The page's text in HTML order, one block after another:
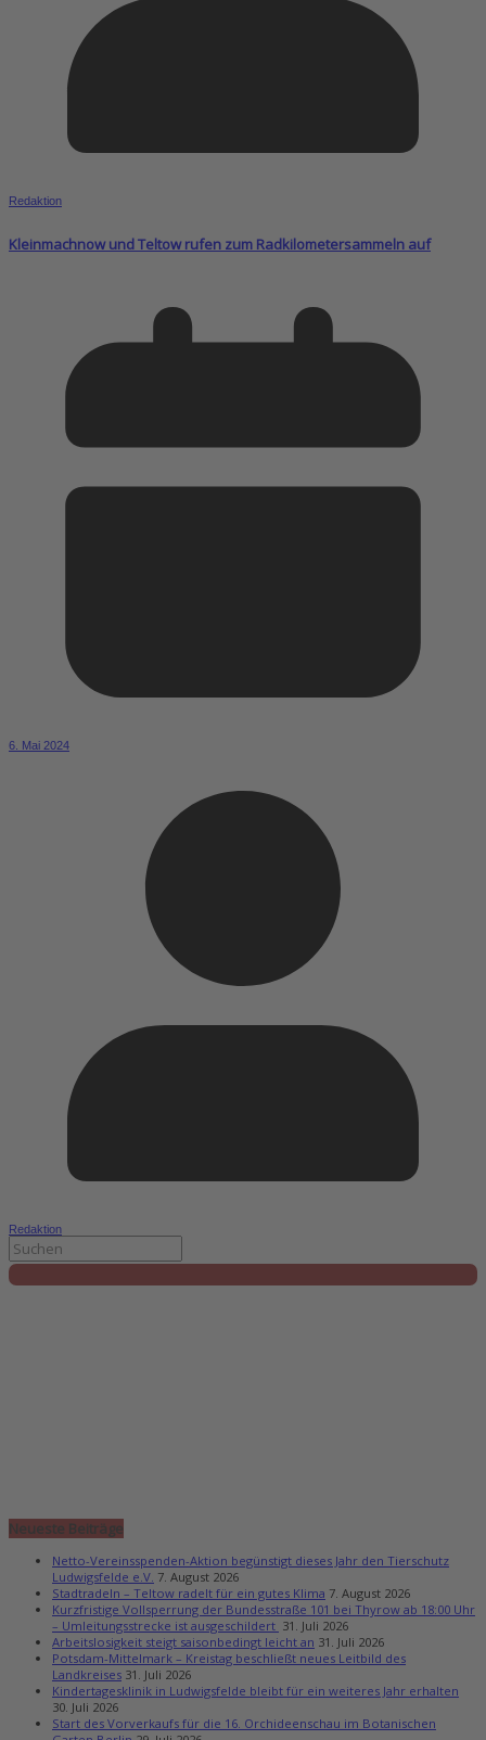
Redaktion
Kleinmachnow und Teltow rufen zum Radkilometersammeln auf
6. Mai 2024
Redaktion
Neueste Beiträge
Netto-Vereinsspenden-Aktion begünstigt dieses Jahr den Tierschutz
Ludwigsfelde e.V. 7. August 2026
Stadtradeln – Teltow radelt für ein gutes Klima 7. August 2026
Kurzfristige Vollsperrung der Bundesstraße 101 bei Thyrow ab 18:00 Uhr
– Umleitungsstrecke ist ausgeschildert 31. Juli 2026
Arbeitslosigkeit steigt saisonbedingt leicht an 31. Juli 2026
Potsdam-Mittelmark – Kreistag beschließt neues Leitbild des
Landkreises 31. Juli 2026
Kindertagesklinik in Ludwigsfelde bleibt für ein weiteres Jahr erhalten
30. Juli 2026
Start des Vorverkaufs für die 16. Orchideenschau im Botanischen